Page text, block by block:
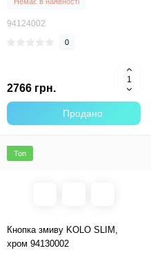
94124002
0
2766 грн.
Продано
Топ
Кнопка змиву KOLO SLIM,
хром 94130002